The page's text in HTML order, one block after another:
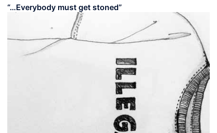
“…Everybody must get stoned”